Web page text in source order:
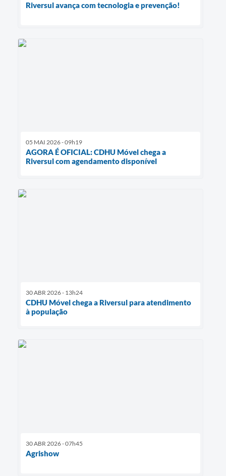
Riversul avança com tecnologia e prevenção!
05 MAI 2026 - 09h19
AGORA É OFICIAL: CDHU Móvel chega a
Riversul com agendamento disponível
30 ABR 2026 - 13h24
CDHU Móvel chega a Riversul para atendimento
à população
30 ABR 2026 - 07h45
Agrishow